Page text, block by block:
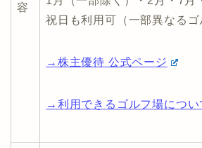
容
祝日も利用可（一部異なるゴ
→株主優待 公式ページ
→利用できるゴルフ場につい